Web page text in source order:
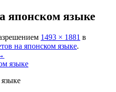
японском языке
1493 × 1881 в
на японском языке.